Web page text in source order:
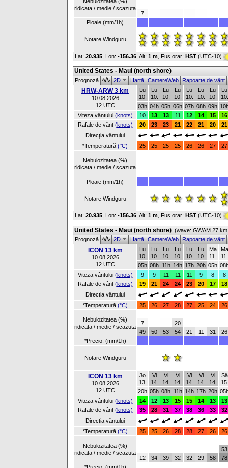
ridicata / medie / scazuta
7
Ploaie (mm/1h)
Notare Windguru
Lat: 20.935 , Lon: -156.36 Alt: 1 m , Fus orar: HST (UTC-10)
United States - Maui (north shore)
Prognoză 2D HartăCamereWebRapoarte de vânt
HRW-ARW 3 km
10.08.2026
12 UTC
Lu
10.
Lu
10.
Lu
10.
Lu
10.
Lu
10.
Lu
10.
Lu
10.
Lu
10.
03h 04h 05h 06h 07h 08h 09h
Viteza vântului (knots) 10 13 13 11 12 14 15
16
Rafale de vânt (knots) 20 23 23 21 22 21 20
21
Direcţia vântului
*Temperatură (°C) 25 25 25 25 26 26 27 27
Nebulozitatea (%)
ridicata / medie / scazuta
Ploaie (mm/1h)
Notare Windguru
Lat: 20.935 , Lon: -156.36 Alt: 1 m , Fus orar: HST (UTC-10)
United States - Maui (north shore) (wave: GWAM 27
Prognoză
2D HartăCamereWebRapoarte de vânt
ICON 13 km
10.08.2026
12 UTC
Lu
10.
Lu
10.
Lu
10.
Lu
10.
Lu
10.
Lu
10.
Ma
11.
Ma
11.
05h 08h 11h 14h 17h 20h 05h
Viteza vântului (knots) 9 9 11 11 11 9 8
8
Rafale de vânt (knots) 19 21 24 24 23 20 17
18
Direcţia vântului
*Temperatură (°C) 25 26 27 28 27 25 24 26
Nebulozitatea (%)
ridicata / medie / scazuta
7
49
50 53
20
54
21 11 31
26
*Precio. (mm/1h)
Notare Windguru
ICON 13 km
10.08.2026
12 UTC
Jo
13.
Vi
14.
Vi
14.
Vi
14.
Vi
14.
Vi
14.
Vi
14.
Sâ
15.
20h 05h 08h 11h 14h 17h 20h
Viteza vântului (knots) 14 12 13 15 15 14 13
13
Rafale de vânt (knots) 35 28 31 37 38 36 33
32
Direcţia vântului
*Temperatură (°C) 25 25 26 28 28 27 26 26
Nebulozitatea (%)
ridicata / medie / scazuta
12
34 39 32 32 29 58
53
78